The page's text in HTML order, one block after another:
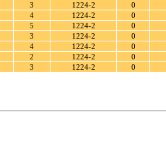
3 1224-2
0
4 1224-2
0
5 1224-2
0
3 1224-2
0
4 1224-2
0
2 1224-2
0
3 1224-2 0